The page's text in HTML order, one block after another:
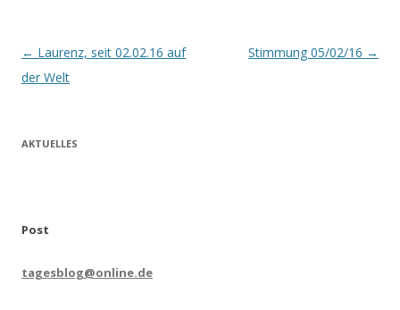
Beitrags-
Navigation
← Laurenz, seit 02.02.16 auf
der Welt
Stimmung 05/02/16 →
AKTUELLES
Post
tagesblog@online.de